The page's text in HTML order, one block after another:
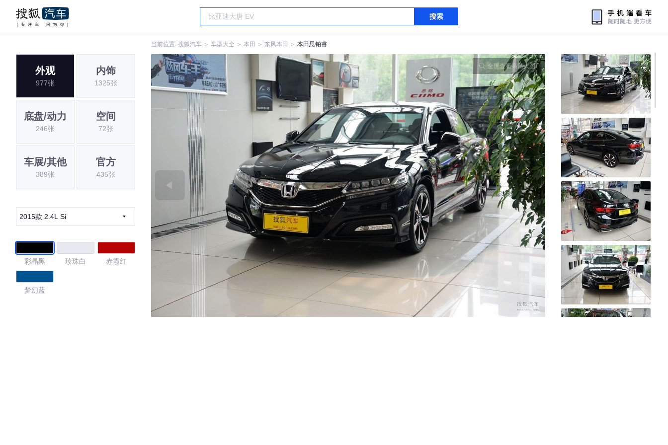
搜索
当前位置: 搜狐汽车 ＞ 车型大全 ＞ 本田 ＞ 东风本田 ＞ 本田思铂睿
外观
977张
内饰
1325张
底盘/动力
246张
空间
72张
车展/其他
389张
官方
435张
2015款 2.4L Si
彩晶黑 珍珠白 赤霞红
梦幻蓝
全屏查看高清大图